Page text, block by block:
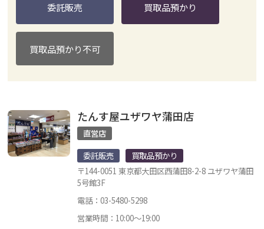
委託販売 買取品預かり
買取品預かり不可
たんす屋ユザワヤ蒲田店
直営店
委託販売
買取品預かり
〒144-0051 東京都大田区西蒲田8-2-8 ユザワヤ蒲田
5号館3F
電話：03-5480-5298
営業時間：10:00～19:00